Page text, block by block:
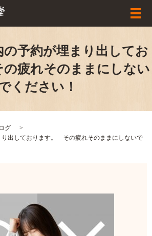
の予約が埋まり出してお
疲れそのままにしない
ください！
グ
り出しております。 その疲れそのままにしないで